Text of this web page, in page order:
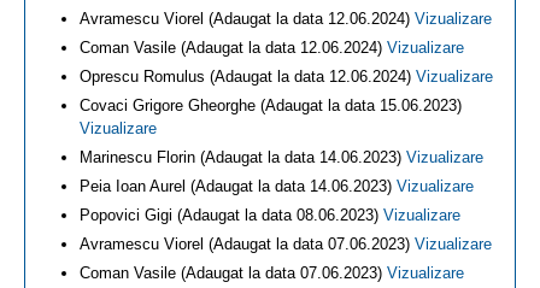
Avramescu Viorel (Adaugat la data 12.06.2024) Vizualizare
Coman Vasile (Adaugat la data 12.06.2024) Vizualizare
Oprescu Romulus (Adaugat la data 12.06.2024) Vizualizare
Covaci Grigore Gheorghe (Adaugat la data 15.06.2023)
Vizualizare
Marinescu Florin (Adaugat la data 14.06.2023) Vizualizare
Peia Ioan Aurel (Adaugat la data 14.06.2023) Vizualizare
Popovici Gigi (Adaugat la data 08.06.2023) Vizualizare
Avramescu Viorel (Adaugat la data 07.06.2023) Vizualizare
Coman Vasile (Adaugat la data 07.06.2023) Vizualizare